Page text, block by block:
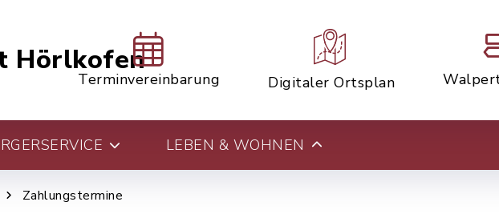
Hörlkofen
Terminvereinbarung Digitaler Ortsplan
LEBEN & WOHNEN
Zahlungstermine